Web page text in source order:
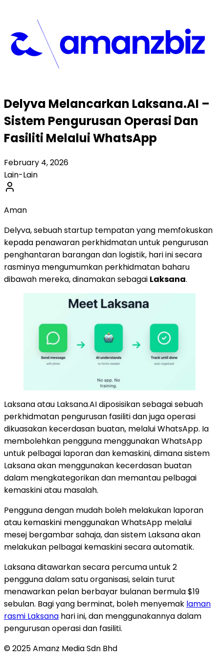
Delyva Melancarkan Laksana.AI –
Sistem Pengurusan Operasi Dan
Fasiliti Melalui WhatsApp
February 4, 2026
Lain-Lain
Aman
Delyva, sebuah startup tempatan yang memfokuskan
kepada penawaran perkhidmatan untuk pengurusan
penghantaran barangan dan logistik, hari ini secara
rasminya mengumumkan perkhidmatan baharu
dibawah mereka, dinamakan sebagai Laksana.
Laksana atau Laksana.AI diposisikan sebagai sebuah
perkhidmatan pengurusan fasiliti dan juga operasi
dikuasakan kecerdasan buatan, melalui WhatsApp. Ia
membolehkan pengguna menggunakan WhatsApp
untuk pelbagai laporan dan kemaskini, dimana sistem
Laksana akan menggunakan kecerdasan buatan
dalam mengkategorikan dan memantau pelbagai
kemaskini atau masalah.
Pengguna dengan mudah boleh melakukan laporan
atau kemaskini menggunakan WhatsApp melalui
mesej bergambar sahaja, dan sistem Laksana akan
melakukan pelbagai kemaskini secara automatik.
Laksana ditawarkan secara percuma untuk 2
pengguna dalam satu organisasi, selain turut
menawarkan pelan berbayar bulanan bermula $19
sebulan. Bagi yang berminat, boleh menyemak laman
rasmi Laksana hari ini, dan menggunakannya dalam
pengurusan operasi dan fasiliti.
© 2025 Amanz Media Sdn Bhd